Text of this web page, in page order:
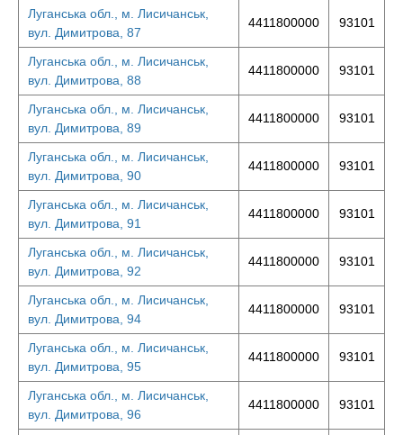
Луганська обл., м. Лисичанськ,
вул. Димитрова, 87
4411800000 93101
Луганська обл., м. Лисичанськ,
вул. Димитрова, 88
4411800000 93101
Луганська обл., м. Лисичанськ,
вул. Димитрова, 89
4411800000 93101
Луганська обл., м. Лисичанськ,
вул. Димитрова, 90
4411800000 93101
Луганська обл., м. Лисичанськ,
вул. Димитрова, 91
4411800000 93101
Луганська обл., м. Лисичанськ,
вул. Димитрова, 92
4411800000 93101
Луганська обл., м. Лисичанськ,
вул. Димитрова, 94
4411800000 93101
Луганська обл., м. Лисичанськ,
вул. Димитрова, 95
4411800000 93101
Луганська обл., м. Лисичанськ,
вул. Димитрова, 96
4411800000 93101